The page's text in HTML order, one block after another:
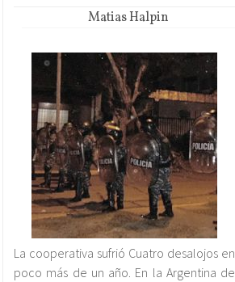
Matias Halpin
La cooperativa sufrió Cuatro desalojos en
poco más de un año. En la Argentina de